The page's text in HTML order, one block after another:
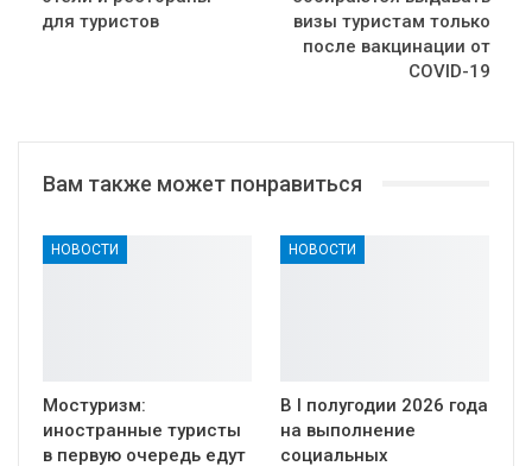
для туристов
визы туристам только
после вакцинации от
COVID-19
Вам также может понравиться
НОВОСТИ
Мостуризм:
иностранные туристы
в первую очередь едут
НОВОСТИ
В I полугодии 2026 года
на выполнение
социальных